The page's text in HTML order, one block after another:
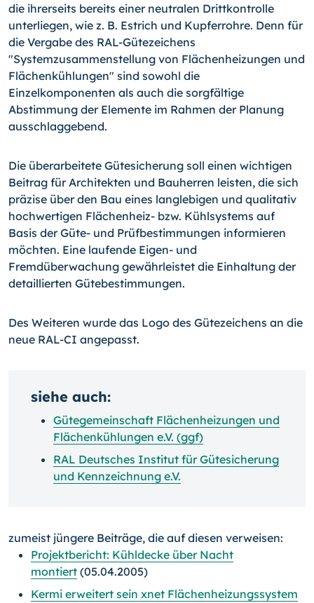
die ihrerseits bereits einer neutralen Drittkontrolle
unterliegen, wie z. B. Estrich und Kupferrohre. Denn für
die Vergabe des RAL-Gütezeichens
"Systemzusammen­stellung von Flächenheizungen und
Flächenkühlungen" sind sowohl die
Einzelkomponenten als auch die sorgfältige
Abstimmung der Elemente im Rahmen der Planung
ausschlaggebend.
Die überarbeitete Gütesicherung soll einen wichtigen
Beitrag für Architekten und Bauherren leisten, die sich
präzise über den Bau eines langlebigen und qualitativ
hochwertigen Flächenheiz- bzw. Kühlsystems auf
Basis der Güte- und Prüfbestimmungen informieren
möchten. Eine laufende Eigen- und
Fremdüberwachung gewährleistet die Einhaltung der
detaillierten Gütebestimmungen.
Des Weiteren wurde das Logo des Gütezeichens an die
neue RAL-CI angepasst.
siehe auch:
Gütegemeinschaft Flächenheizungen und
Flächenkühlungen e.V. (ggf)
RAL Deutsches Institut für Gütesicherung
und Kennzeichnung e.V.
zumeist jüngere Beiträge, die auf diesen verweisen:
Projektbericht: Kühldecke über Nacht
montiert (05.04.2005)
Kermi erweitert sein xnet Flächenheizungssystem